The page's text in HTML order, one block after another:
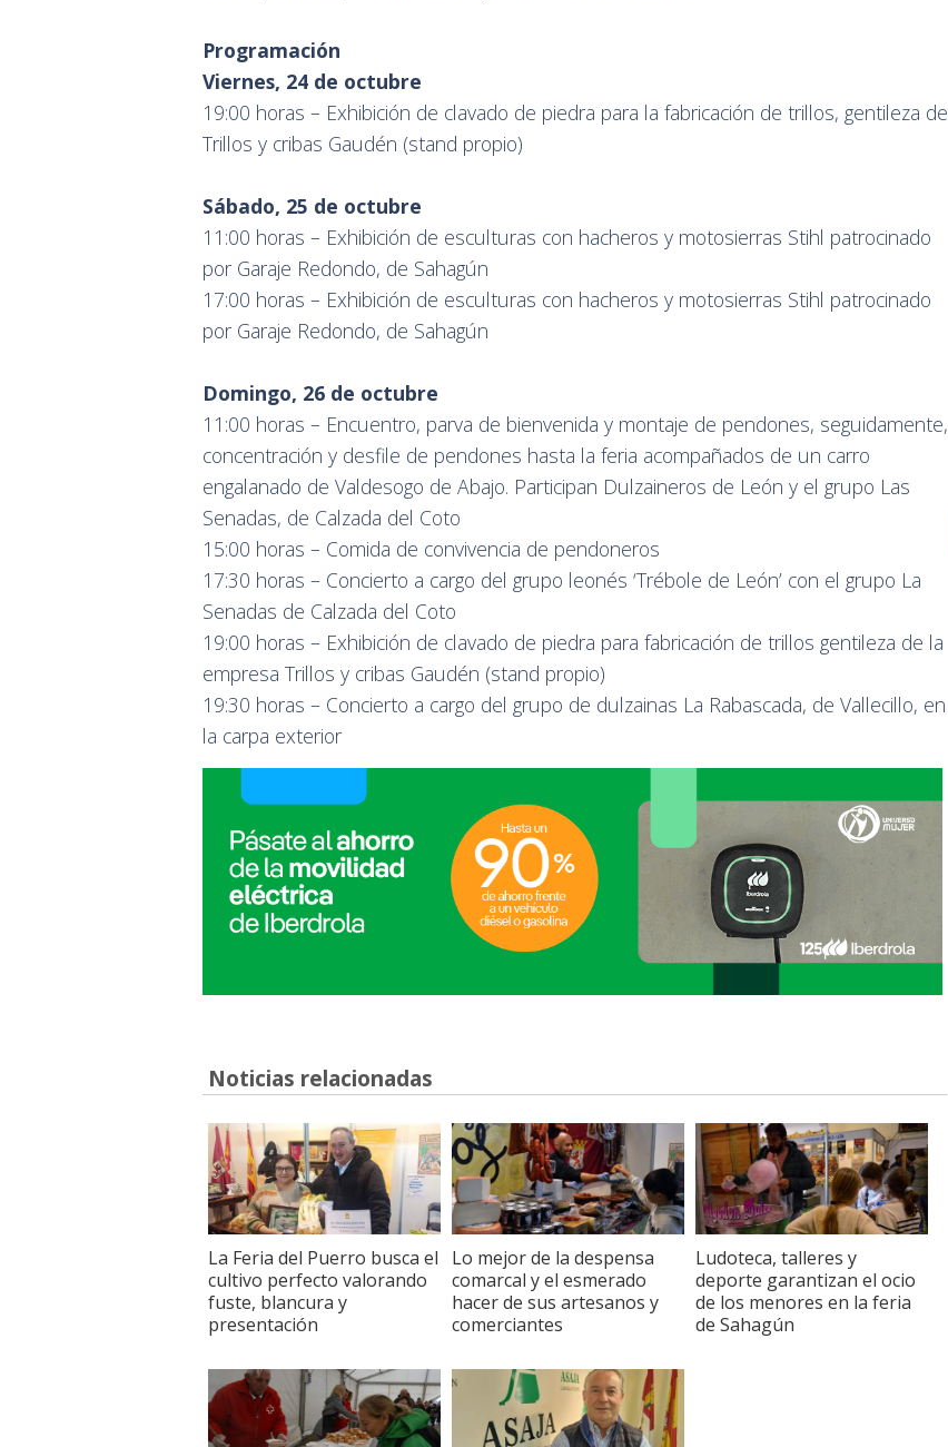
Programación
Viernes, 24 de octubre
19:00 horas – Exhibición de clavado de piedra para la fabricación de trillos, gentileza de
Trillos y cribas Gaudén (stand propio)
Sábado, 25 de octubre
11:00 horas – Exhibición de esculturas con hacheros y motosierras Stihl patrocinado
por Garaje Redondo, de Sahagún
17:00 horas – Exhibición de esculturas con hacheros y motosierras Stihl patrocinado
por Garaje Redondo, de Sahagún
Domingo, 26 de octubre
11:00 horas – Encuentro, parva de bienvenida y montaje de pendones, seguidamente,
concentración y desfile de pendones hasta la feria acompañados de un carro
engalanado de Valdesogo de Abajo. Participan Dulzaineros de León y el grupo Las
Senadas, de Calzada del Coto
15:00 horas – Comida de convivencia de pendoneros
17:30 horas – Concierto a cargo del grupo leonés ‘Trébole de León’ con el grupo La
Senadas de Calzada del Coto
19:00 horas – Exhibición de clavado de piedra para fabricación de trillos gentileza de la
empresa Trillos y cribas Gaudén (stand propio)
19:30 horas – Concierto a cargo del grupo de dulzainas La Rabascada, de Vallecillo, en
la carpa exterior
Noticias relacionadas
La Feria del Puerro busca el
cultivo perfecto valorando
fuste, blancura y
presentación
Lo mejor de la despensa
comarcal y el esmerado
hacer de sus artesanos y
comerciantes
Ludoteca, talleres y
deporte garantizan el ocio
de los menores en la feria
de Sahagún